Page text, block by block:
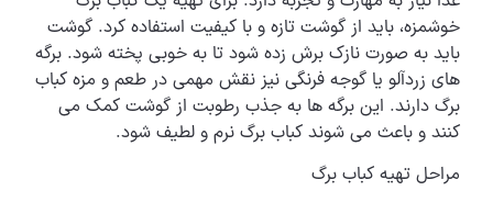
خوشمزه، باید از گوشت تازه و با کیفیت استفاده کرد. گوشت
باید به صورت نازک برش زده شود تا به خوبی پخته شود. برگه
های زردآلو یا گوجه فرنگی نیز نقش مهمی در طعم و مزه کباب
برگ دارند. این برگه ها به جذب رطوبت از گوشت کمک می
کنند و باعث می شوند کباب برگ نرم و لطیف شود.
مراحل تهیه کباب برگ